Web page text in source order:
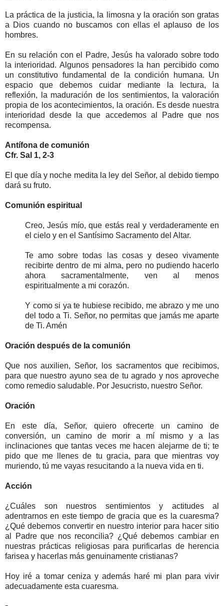
La práctica de la justicia, la limosna y la oración son gratas
a Dios cuando no buscamos con ellas el aplauso de los
hombres.
En su relación con el Padre, Jesús ha valorado sobre todo
la interioridad. Algunos pensadores la han percibido como
un constitutivo fundamental de la condición humana. Un
espacio que debemos cuidar mediante la lectura, la
reflexión, la maduración de los sentimientos, la valoración
propia de los acontecimientos, la oración. Es desde nuestra
interioridad desde la que accedemos al Padre que nos
recompensa.
Antífona de comunión
Cfr. Sal 1, 2-3
El que día y noche medita la ley del Señor, al debido tiempo
dará su fruto.
Comunión espiritual
Creo, Jesús mío, que estás real y verdaderamente en
el cielo y en el Santísimo Sacramento del Altar.
Te amo sobre todas las cosas y deseo vivamente
recibirte dentro de mi alma, pero no pudiendo hacerlo
ahora sacramentalmente, ven al menos
espiritualmente a mi corazón.
Y como si ya te hubiese recibido, me abrazo y me uno
del todo a Ti. Señor, no permitas que jamás me aparte
de Ti. Amén
Oración después de la comunión
Que nos auxilien, Señor, los sacramentos que recibimos,
para que nuestro ayuno sea de tu agrado y nos aproveche
como remedio saludable. Por Jesucristo, nuestro Señor.
Oración
En este día, Señor, quiero ofrecerte un camino de
conversión, un camino de morir a mí mismo y a las
inclinaciones que tantas veces me hacen alejarme de ti; te
pido que me llenes de tu gracia, para que mientras voy
muriendo, tú me vayas resucitando a la nueva vida en ti.
Acción
¿Cuáles son nuestros sentimientos y actitudes al
adentrarnos en este tiempo de gracia que es la cuaresma?
¿Qué debemos convertir en nuestro interior para hacer sitio
al Padre que nos reconcilia? ¿Qué debemos cambiar en
nuestras prácticas religiosas para purificarlas de herencia
farisea y hacerlas más genuinamente cristianas?
Hoy iré a tomar ceniza y además haré mi plan para vivir
adecuadamente esta cuaresma.